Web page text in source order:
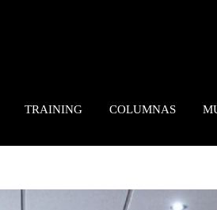
TRAINING COLUMNAS